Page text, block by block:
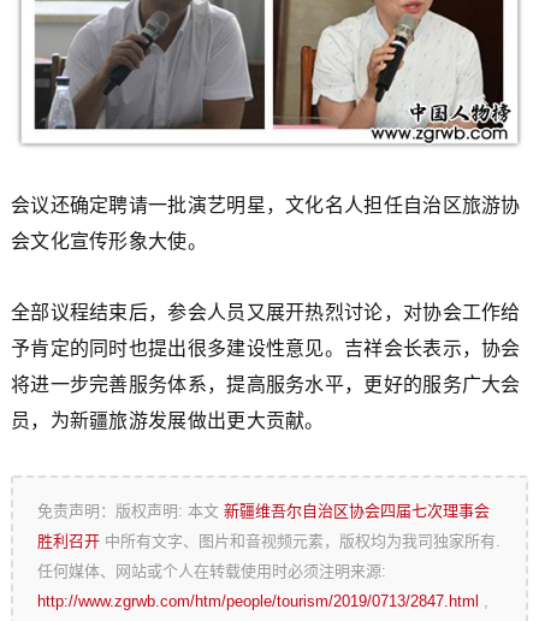
会议还确定聘请一批演艺明星，文化名人担任自治区旅游协
会文化宣传形象大使。
全部议程结束后，参会人员又展开热烈讨论，对协会工作给
予肯定的同时也提出很多建设性意见。吉祥会长表示，协会
将进一步完善服务体系，提高服务水平，更好的服务广大会
员，为新疆旅游发展做出更大贡献。
免责声明：版权声明: 本文新疆维吾尔自治区协会四届七次理事会
胜利召开 中所有文字、图片和音视频元素，版权均为我司独家所有.
任何媒体、网站或个人在转载使用时必须注明来源:
http://www.zgrwb.com/htm/people/tourism/2019/0713/2847.html ,